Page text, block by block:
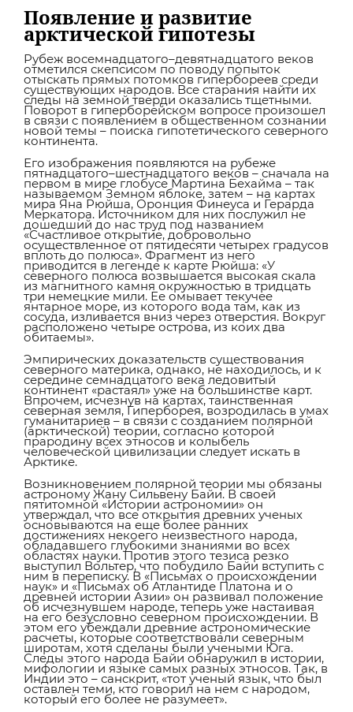
Появление и развитие
арктической гипотезы
Рубеж восемнадцатого–девятнадцатого веков
отметился скепсисом по поводу попыток
отыскать прямых потомков гипербореев среди
существующих народов. Все старания найти их
следы на земной тверди оказались тщетными.
Поворот в гиперборейском вопросе произошел
в связи с появлением в общественном сознании
новой темы – поиска гипотетического северного
континента.
Его изображения появляются на рубеже
пятнадцатого–шестнадцатого веков – сначала на
первом в мире глобусе Мартина Бехайма – так
называемом Земном яблоке, затем – на картах
мира Яна Рюйша, Оронция Финеуса и Герарда
Меркатора. Источником для них послужил не
дошедший до нас труд под названием
«Счастливое открытие, добровольно
осуществленное от пятидесяти четырех градусов
вплоть до полюса». Фрагмент из него
приводится в легенде к карте Рюйша: «У
северного полюса возвышается высокая скала
из магнитного камня окружностью в тридцать
три немецкие мили. Ее омывает текучее
янтарное море, из которого вода там, как из
сосуда, изливается вниз через отверстия. Вокруг
расположено четыре острова, из коих два
обитаемы».
Эмпирических доказательств существования
северного материка, однако, не находилось, и к
середине семнадцатого века ледовитый
континент «растаял» уже на большинстве карт.
Впрочем, исчезнув на картах, таинственная
северная земля, Гиперборея, возродилась в умах
гуманитариев – в связи с созданием полярной
(арктической) теории, согласно которой
прародину всех этносов и колыбель
человеческой цивилизации следует искать в
Арктике.
Возникновением полярной теории мы обязаны
астроному Жану Сильвену Байи. В своей
пятитомной «Истории астрономии» он
утверждал, что все открытия древних ученых
основываются на еще более ранних
достижениях некоего неизвестного народа,
обладавшего глубокими знаниями во всех
областях науки. Против этого тезиса резко
выступил Вольтер, что побудило Байи вступить с
ним в переписку. В «Письмах о происхождении
наук» и «Письмах об Атлантиде Платона и о
древней истории Азии» он развивал положение
об исчезнувшем народе, теперь уже настаивая
на его безусловно северном происхождении. В
этом его убеждали древние астрономические
расчеты, которые соответствовали северным
широтам, хотя сделаны были учеными Юга.
Следы этого народа Байи обнаружил в истории,
мифологии и языке самых разных этносов. Так, в
Индии это – санскрит, «тот ученый язык, что был
оставлен теми, кто говорил на нем с народом,
который его более не разумеет».